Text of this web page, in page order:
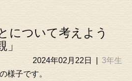
について考えよう
」
2024年02月22日
3年生
様子です。